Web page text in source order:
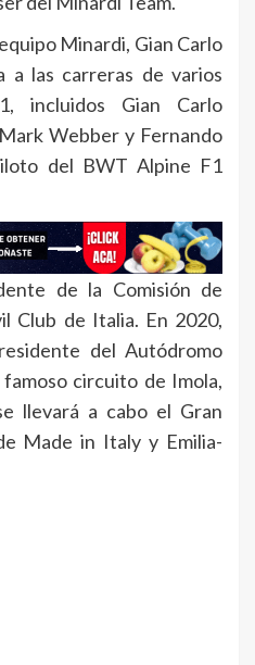
Minardi, Gian Carlo
a las carreras de varios
incluidos Gian Carlo
Webber y Fernando
del BWT Alpine F1
de la Comisión de
Club de Italia. En 2020,
del Autódromo
circuito de Imola,
llevará a cabo el Gran
Made in Italy y Emilia-